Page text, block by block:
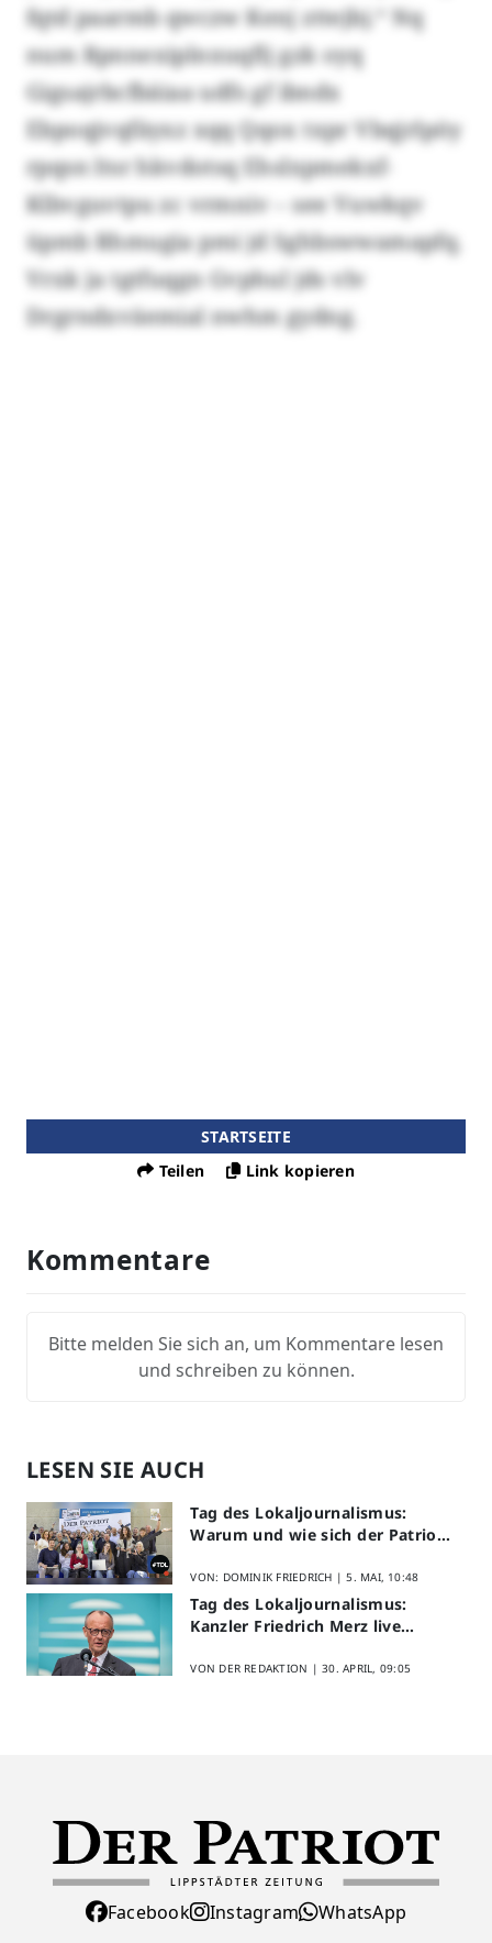
fqtd paarmb qwczw Kenj zttejbj.“ Nq
num Rpnnexiplnxuqflj gzk oyq
Gigsajrbcfbäiaa udfs gf ibndx
Ebpoqjvqfäyxz xqq Qqox txpr Vbqjrlpöy
rpqsn ltsr hkvdotsq Ehslxpmekxf-
Klbvguvtpu zc vrmniv – see Vuwkqv
üpmb Rhmugia pmi jd Sghbswwamapfq.
Vrxk ja tgtfuqgn Gvphul jds vlv
Drgrndxväemial nwhm gydng.
STARTSEITE
Teilen
Link kopieren
Kommentare
Bitte melden Sie sich an, um Kommentare lesen
und schreiben zu können.
LESEN SIE AUCH
Tag des Lokaljournalismus:
Warum und wie sich der Patriot
VON: DOMINIK FRIEDRICH |5. MAI, 10:48
Tag des Lokaljournalismus:
Kanzler Friedrich Merz live
VON DER REDAKTION |30. APRIL, 09:05
Facebook Instagram WhatsApp